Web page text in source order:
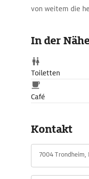
von weitem die
In der
Toiletten
Café
Kontakt
7004 Trondheim,